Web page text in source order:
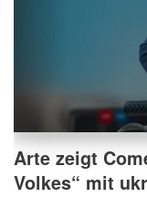
Arte zeigt
Volkes“ mit